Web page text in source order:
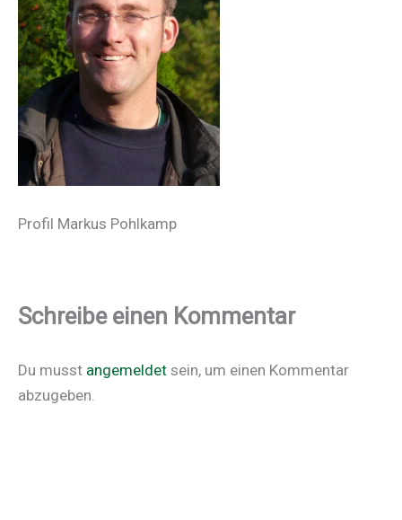
Profil Markus Pohlkamp
Schreibe einen Kommentar
Du musst angemeldet sein, um einen Kommentar
abzugeben.